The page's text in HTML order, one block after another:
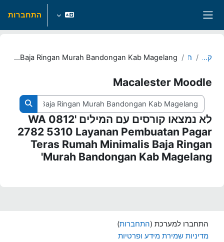
התחברות
קורסים חיפוש WA 0812 2782 5310 Layanan Pembuatan Pagar Teras Rumah Minimalis Baja Ringan Murah Bandongan Kab Magelang
Macalester Moodle
חיפוש קורסים
חיפושלא נמצאו קורסים עם המילים 'WA 0812
2782 5310 Layanan Pembuatan Pagar
Teras Rumah Minimalis Baja Ringan
Murah Bandongan Kab Magelang'
התחברו למערכת (התחברות)
מדיניות שמירת מידע ופרטיות